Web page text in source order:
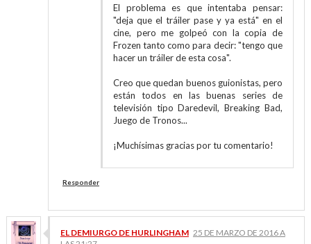
El problema es que intentaba pensar:
"deja que el tráiler pase y ya está" en el
cine, pero me golpeó con la copia de
Frozen tanto como para decir: "tengo que
hacer un tráiler de esta cosa".
Creo que quedan buenos guionistas, pero
están todos en las buenas series de
televisión tipo Daredevil, Breaking Bad,
Juego de Tronos...
¡Muchísimas gracias por tu comentario!
Responder
EL DEMIURGO DE HURLINGHAM 25 DE MARZO DE 2016 A